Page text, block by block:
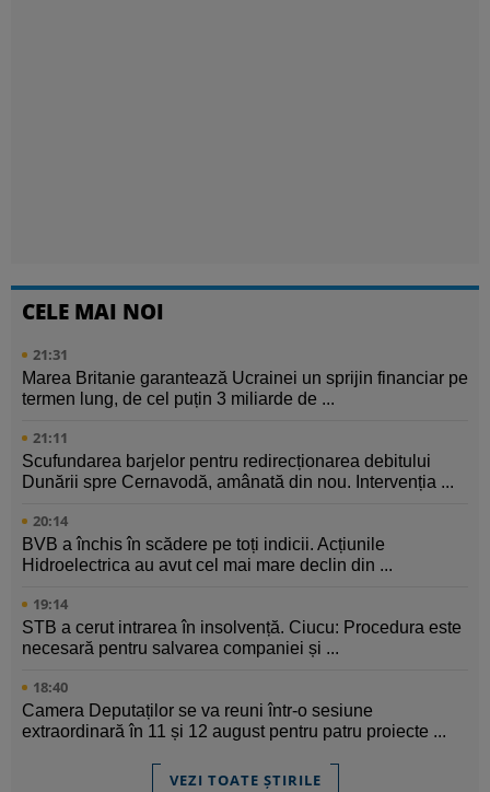
CELE MAI NOI
21:31
Marea Britanie garantează Ucrainei un sprijin financiar pe
termen lung, de cel puțin 3 miliarde de ...
21:11
Scufundarea barjelor pentru redirecționarea debitului
Dunării spre Cernavodă, amânată din nou. Intervenția ...
20:14
BVB a închis în scădere pe toți indicii. Acțiunile
Hidroelectrica au avut cel mai mare declin din ...
19:14
STB a cerut intrarea în insolvență. Ciucu: Procedura este
necesară pentru salvarea companiei și ...
18:40
Camera Deputaților se va reuni într-o sesiune
extraordinară în 11 și 12 august pentru patru proiecte ...
VEZI TOATE ȘTIRILE